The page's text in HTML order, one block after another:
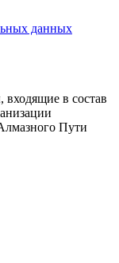
данных
в состав
Пути